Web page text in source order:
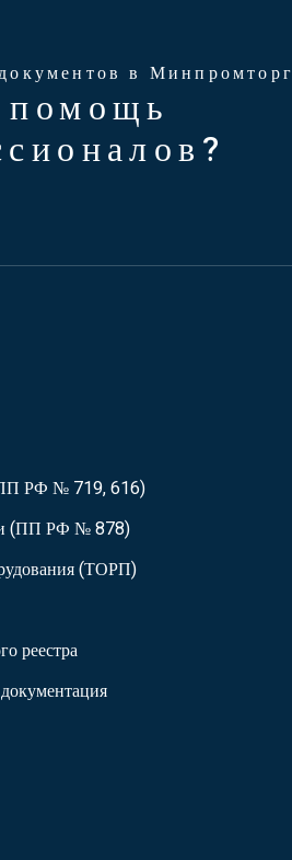
в Минпромторг
РФ № 719, 616)
(ПП РФ № 878)
(ТОРП)
реестра